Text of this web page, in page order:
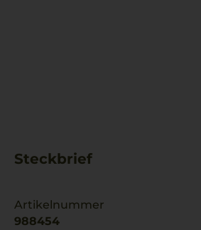
Steckbrief
Artikelnummer
988454